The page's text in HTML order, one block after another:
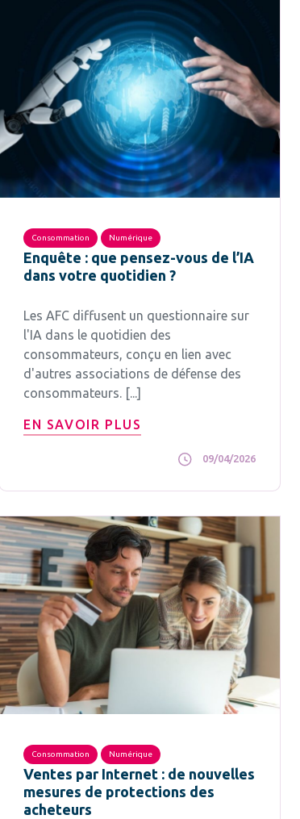
Consommation Numérique
Enquête : que pensez-vous de l’IA
dans votre quotidien ?
Les AFC diffusent un questionnaire sur
l'IA dans le quotidien des
consommateurs, conçu en lien avec
d'autres associations de défense des
consommateurs. [...]
EN SAVOIR PLUS
09/04/2026
Consommation Numérique
Ventes par Internet : de nouvelles
mesures de protections des
acheteurs